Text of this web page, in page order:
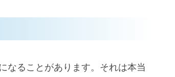
なることがあります。それは本当